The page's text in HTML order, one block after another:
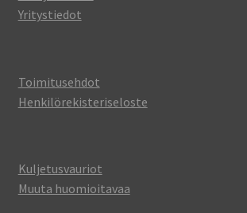
Yritystiedot
Toimitusehdot
Henkilörekisteriseloste
Kuljetusvauriot
Muuta huomioitavaa